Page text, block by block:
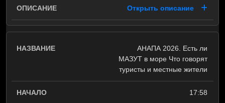
Открыть описание
АНАПА 2026. Есть ли
МАЗУТ в море Что говорят
туристы и местные жители
17:58